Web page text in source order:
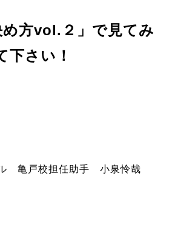
め方vol.２」で見てみ
下さい！
亀戸校担任助手 小泉怜哉